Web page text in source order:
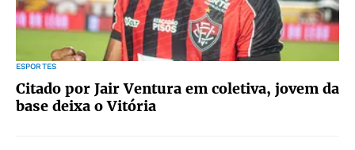
ESPORTES
Citado por Jair Ventura em coletiva, jovem da
base deixa o Vitória